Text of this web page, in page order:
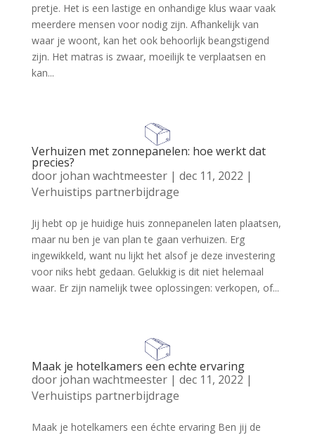
pretje. Het is een lastige en onhandige klus waar vaak
meerdere mensen voor nodig zijn. Afhankelijk van
waar je woont, kan het ook behoorlijk beangstigend
zijn. Het matras is zwaar, moeilijk te verplaatsen en
kan...
Verhuizen met zonnepanelen: hoe werkt dat
precies?
door johan wachtmeester| dec 11, 2022 |
Verhuistips partnerbijdrage
Jij hebt op je huidige huis zonnepanelen laten plaatsen,
maar nu ben je van plan te gaan verhuizen. Erg
ingewikkeld, want nu lijkt het alsof je deze investering
voor niks hebt gedaan. Gelukkig is dit niet helemaal
waar. Er zijn namelijk twee oplossingen: verkopen, of...
Maak je hotelkamers een echte ervaring
door johan wachtmeester| dec 11, 2022 |
Verhuistips partnerbijdrage
Maak je hotelkamers een échte ervaring Ben jij de